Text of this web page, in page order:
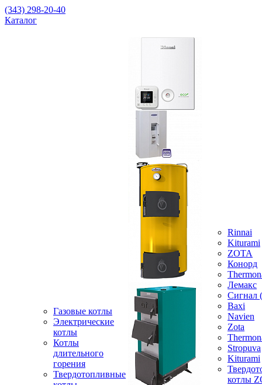
(343) 298-20-40
Каталог
Газовые котлы
Электрические
котлы
Котлы
длительного
горения
Твердотопливные
Rinnai
Kiturami
ZOTA
Конорд
Лемакс
Baxi
Navien
Zota
Stropuva
Kiturami
котлы